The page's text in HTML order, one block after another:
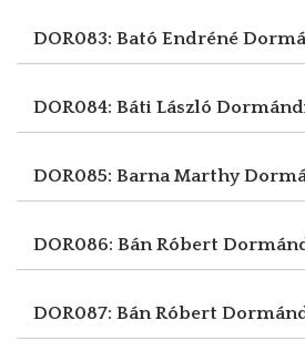
DOR083: Bató Endréné
DOR084: Báti László
DOR085: Barna Marthy
DOR086: Bán Róbert
DOR087: Bán Róbert